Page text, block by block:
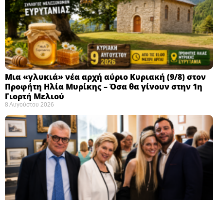
Μια «γλυκιά» νέα αρχή αύριο Κυριακή (9/8) στον
Προφήτη Ηλία Μυρίκης – Όσα θα γίνουν στην 1η
Γιορτή Μελιού
8 Αυγούστου 2026